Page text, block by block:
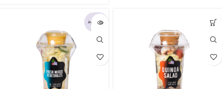
ناموجود